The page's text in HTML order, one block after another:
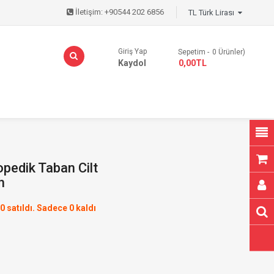
İletişim: +90544 202 6856
Sepetim 0 Ürünler)
- 0,00TL
Giriş Yap
Kaydol
Taban Cilt
0 satıldı. Sadece 0 kaldı